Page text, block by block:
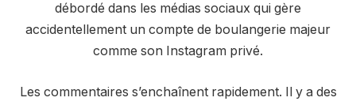
débordé dans les médias sociaux qui gère
accidentellement un compte de boulangerie majeur
comme son Instagram privé.
Les commentaires s’enchaînent rapidement. Il y a des